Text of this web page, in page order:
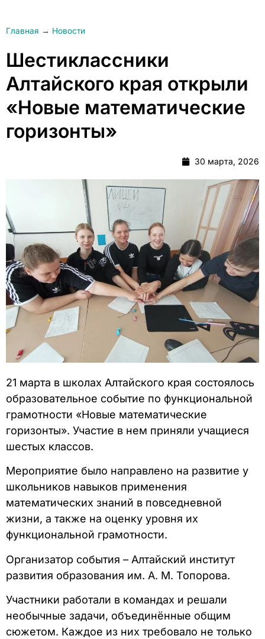
Главная → Новости
Шестиклассники
Алтайского края открыли
«Новые математические
горизонты»
30 марта, 2026
21 марта в школах Алтайского края состоялось
образовательное событие по функциональной
грамотности «Новые математические
горизонты». Участие в нем приняли учащиеся
шестых классов.
Мероприятие было направлено на развитие у
школьников навыков применения
математических знаний в повседневной
жизни, а также на оценку уровня их
функциональной грамотности.
Организатор события – Алтайский институт
развития образования им. А. М. Топорова.
Участники работали в командах и решали
необычные задачи, объединённые общим
сюжетом. Каждое из них требовало не только